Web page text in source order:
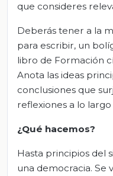
que consideres
Deberás tener a la
para escribir, un
libro de Formación
Anota las ideas
conclusiones que
reflexiones a lo largo
¿Qué hacemos?
Hasta principios del
una democracia. Se